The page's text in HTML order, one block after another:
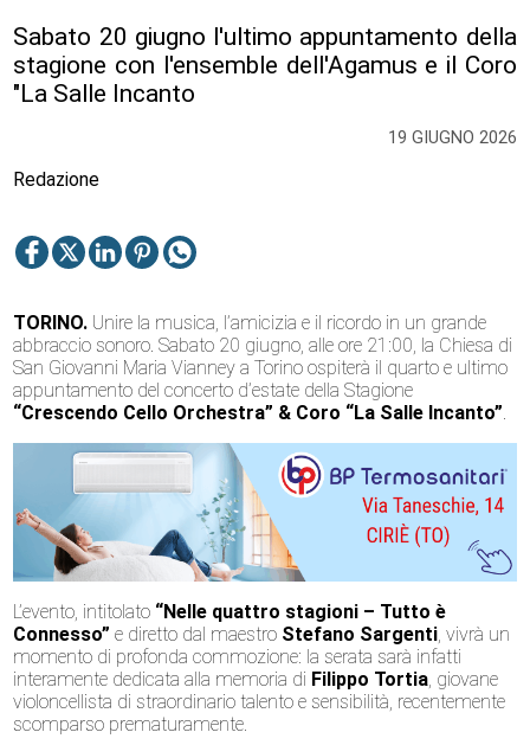
19 GIUGNO 2026
Sabato 20 giugno l'ultimo appuntamento della
stagione con l'ensemble dell'Agamus e il Coro
"La Salle Incanto
Redazione
TORINO. Unire la musica, l’amicizia e il ricordo in un grande
abbraccio sonoro. Sabato 20 giugno, alle ore 21:00, la Chiesa di
San Giovanni Maria Vianney a Torino ospiterà il quarto e ultimo
appuntamento del concerto d’estate della Stagione
“Crescendo Cello Orchestra” & Coro “La Salle Incanto”.
L’evento, intitolato “Nelle quattro stagioni – Tutto è
Connesso” e diretto dal maestro Stefano Sargenti, vivrà un
momento di profonda commozione: la serata sarà infatti
interamente dedicata alla memoria di Filippo Tortia, giovane
violoncellista di straordinario talento e sensibilità, recentemente
scomparso prematuramente.